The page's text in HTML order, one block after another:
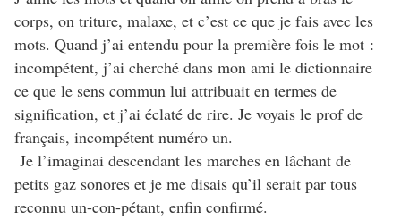
corps, on triture, malaxe, et c’est ce que je fais avec les
mots. Quand j’ai entendu pour la première fois le mot :
incompétent, j’ai cherché dans mon ami le dictionnaire
ce que le sens commun lui attribuait en termes de
signification, et j’ai éclaté de rire. Je voyais le prof de
français, incompétent numéro un.
Je l’imaginai descendant les marches en lâchant de
petits gaz sonores et je me disais qu’il serait par tous
reconnu un-con-pétant, enfin confirmé.